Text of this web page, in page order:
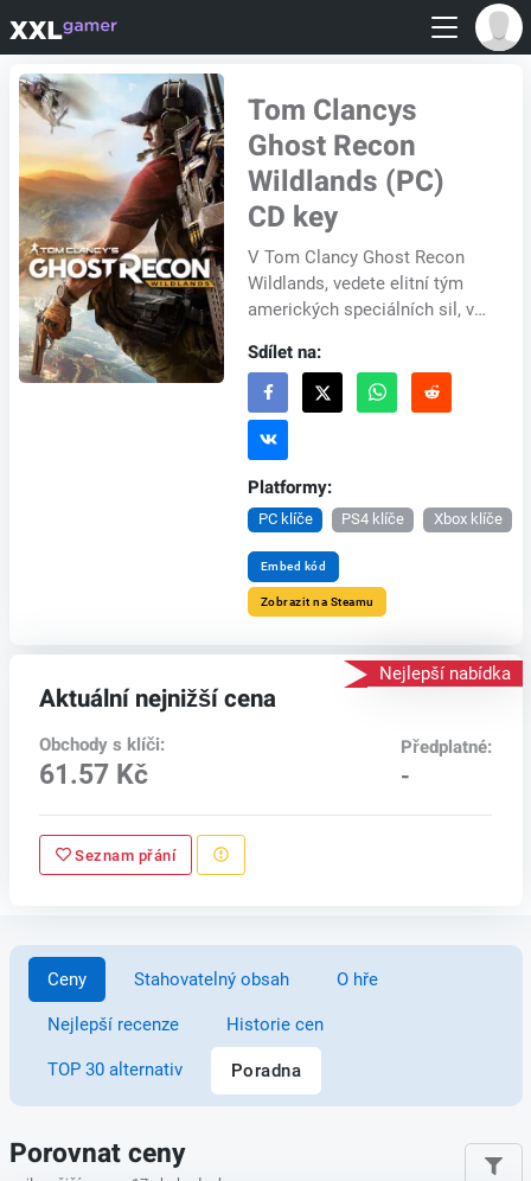
Tom Clancys
Ghost Recon
Wildlands (PC)
CD key
V Tom Clancy Ghost Recon
Wildlands, vedete elitní tým
amerických speciálních sil, v
Blanca drogovému kartelu.
Jste vysláni...
Sdílet na:
Platformy:
PC klíče PS4 klíče Xbox klíče
Embed kód
Zobrazit na Steamu
Nejlepší nabídka
Aktuální nejnižší cena
Obchody s klíči:
61.57 Kč
Předplatné:
-
Seznam přání
Ceny Stahovatelný obsah O hře
Nejlepší recenze Historie cen
TOP 30 alternativ Poradna
Porovnat ceny